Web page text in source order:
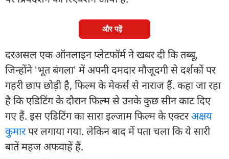
और पढ़ें
दरअसल एक ऑनलाइन प्लेटफॉर्म ने खबर दी कि तब्बू,
जिन्होंने 'भूत बंगला' में अपनी दमदार मौजूदगी से दर्शकों पर
गहरी छाप छोड़ी है, फिल्म के मेकर्स से नाराज हैं. कहा जा रहा
है कि एडिटिंग के दौरान फिल्म से उनके कुछ सीन काट दिए
गए हैं. इस एडिटिंग का सारा इल्जाम फिल्म के एक्टरअक्षय
कुमारपर लगाया गया. लेकिन बाद में पता चला कि ये सारी
बातें महज अफवाहें हैं.